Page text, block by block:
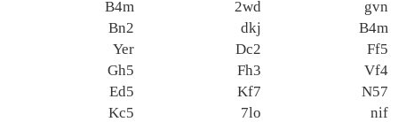
gvn
2wd
B4m
B4m
dkj
Bn2
Ff5
Dc2
Yer
Vf4
Fh3
Gh5
N57
Kf7
Ed5
nif
7lo
Kc5